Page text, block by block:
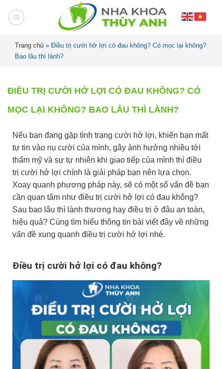
Trang chủ » Điều trị cười hở lợi có đau không? Có mọc lại không?
Bao lâu thì lành?
ĐIỀU TRỊ CƯỜI HỞ LỢI CÓ ĐAU KHÔNG? CÓ
MỌC LẠI KHÔNG? BAO LÂU THÌ LÀNH?
Nếu bạn đang gặp tình trạng cười hở lợi, khiến bạn mất
tự tin vào nụ cười của mình, gây ảnh hưởng nhiều tới
thẩm mỹ và sự tự nhiên khi giao tiếp của mình thì điều
trị cười hở lợi chính là giải pháp bạn nên lựa chọn.
Xoay quanh phương pháp này, sẽ có một số vấn đề bạn
cần quan tâm như điều trị cười hở lợi có đau không?
Sau bao lâu thì lành thương hay điều trị ở đâu an toàn,
hiệu quả? Cùng tìm hiểu thông tin bài viết đây về những
vấn đề xung quanh điều trị cười hở lợi nhé.
Điều trị cười hở lợi có đau không?